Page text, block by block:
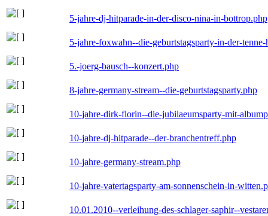
5-jahre-dj-hitparade-in-der-disco-nina-in-bottrop.php
5-jahre-foxwahn--die-geburtstagsparty-in-der-tenne-
5.-joerg-bausch--konzert.php
8-jahre-germany-stream--die-geburtstagsparty.php
10-jahre-dirk-florin--die-jubilaeumsparty-mit-
10-jahre-dj-hitparade--der-branchentreff.php
10-jahre-germany-stream.php
10-jahre-vatertagsparty-am-sonnenschein-in-
10.01.2010--verleihung-des-schlager-saphir--